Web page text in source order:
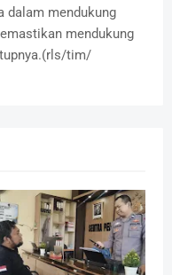
dalam mendukung
mendukung
tim/